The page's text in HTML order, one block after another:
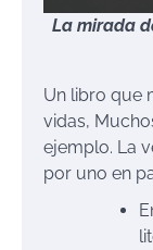
La mirada
Un libro que
vidas,
ejemplo. La
por uno en